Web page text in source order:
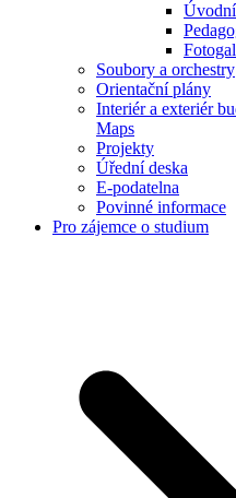
Soubory a orchestry
Orientační plány
Interiér a exteriér
Maps
Projekty
Úřední deska
E-podatelna
Povinné informace
Pro zájemce o studium